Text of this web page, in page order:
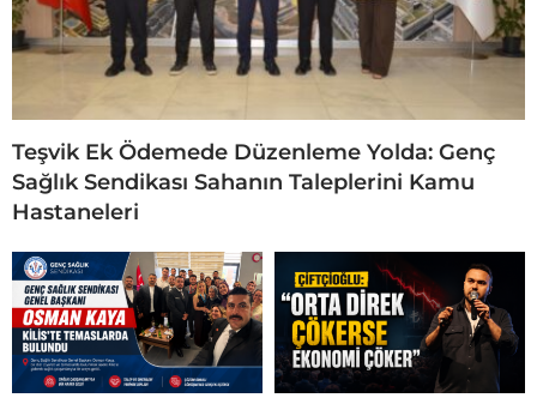
Teşvik Ek Ödemede Düzenleme Yolda: Genç
Sağlık Sendikası Sahanın Taleplerini Kamu
Hastaneleri